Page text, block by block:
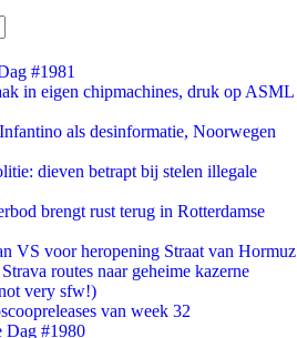
#1981
in eigen chipmachines, druk op ASML
als desinformatie, Noorwegen
dieven betrapt bij stelen illegale
brengt rust terug in Rotterdamse
VS voor heropening Straat van Hormuz
routes naar geheime kazerne
very sfw!)
van week 32
Dag #1980